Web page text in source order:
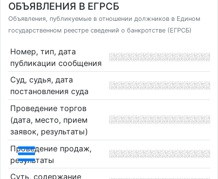
ОБЪЯВЛЕНИЯ В ЕГРСБ
Объявления, публикуемые в отношении должников в Едином
государственном реестре сведений о банкротстве (ЕГРСБ)
Номер, тип, дата
публикации сообщения
Суд, судья, дата
постановления суда
Проведение торгов
(дата, место, прием
заявок, результаты)
Проведение продаж,
результаты
Суть, содержание